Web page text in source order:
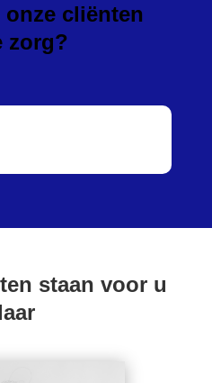
onze cliënten
zorg?
staan voor u